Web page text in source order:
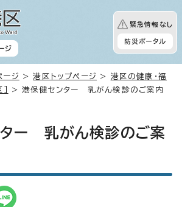
ジ
緊急情報なし
防災ポータル
ージ >港区トップページ > 港区の健康・福
> 港保健センター 乳がん検診のご案内
ー 乳がん検診のご案